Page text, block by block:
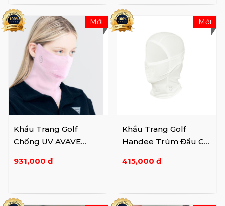
Khẩu Trang Golf
Chống UV AVAVE
PK/BL/BK/IV
931,000 đ
Mới
Khẩu Trang Golf
Handee Trùm Đầu Cắt
415,000 đ
Mới